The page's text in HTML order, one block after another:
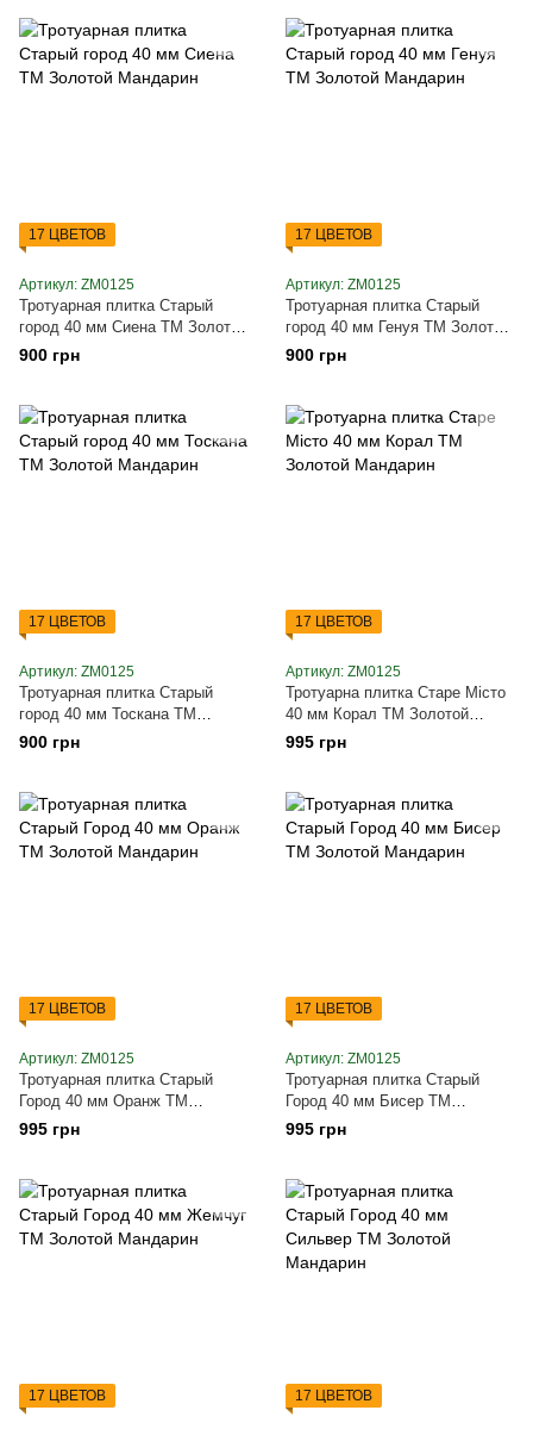
17 ЦВЕТОВ
Артикул: ZM0125
Тротуарная плитка Старый
город 40 мм Сиена ТМ Золотой
Мандарин
900 грн
17 ЦВЕТОВ
Артикул: ZM0125
Тротуарная плитка Старый
город 40 мм Генуя ТМ Золотой
Мандарин
900 грн
17 ЦВЕТОВ
Артикул: ZM0125
Тротуарная плитка Старый
город 40 мм Тоскана ТМ
Золотой Мандарин
900 грн
17 ЦВЕТОВ
Артикул: ZM0125
Тротуарна плитка Старе Місто
40 мм Корал ТМ Золотой
Мандарин
995 грн
17 ЦВЕТОВ
Артикул: ZM0125
Тротуарная плитка Старый
Город 40 мм Оранж ТМ
Золотой Мандарин
995 грн
17 ЦВЕТОВ
Артикул: ZM0125
Тротуарная плитка Старый
Город 40 мм Бисер ТМ
Золотой Мандарин
995 грн
17 ЦВЕТОВ 17 ЦВЕТОВ